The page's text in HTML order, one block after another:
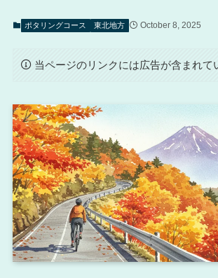
ポタリングコース 東北地方 October 8, 2025
当ページのリンクには広告が含まれて